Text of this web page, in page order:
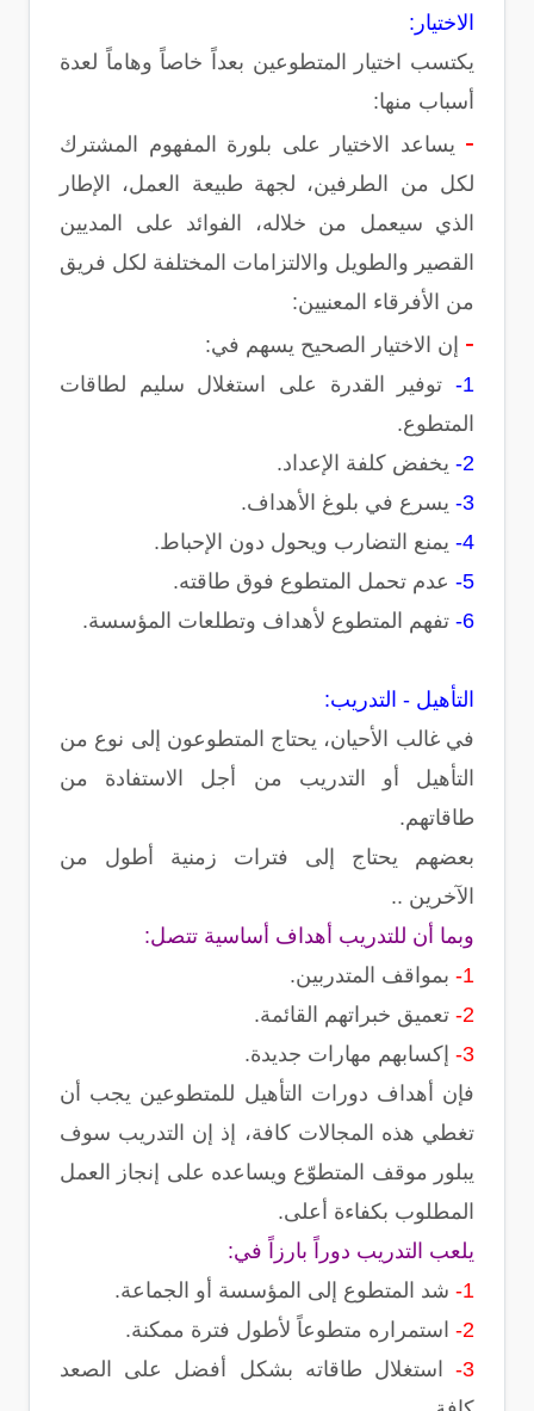
الاختيار:
يكتسب اختيار المتطوعين بعداً خاصاً وهاماً لعدة
أسباب منها:
- يساعد الاختيار على بلورة المفهوم المشترك
لكل من الطرفين، لجهة طبيعة العمل، الإطار
الذي سيعمل من خلاله، الفوائد على المديين
القصير والطويل والالتزامات المختلفة لكل فريق
من الأفرقاء المعنيين:
- إن الاختيار الصحيح يسهم في:
1-
توفير القدرة على استغلال سليم لطاقات
المتطوع.
2- يخفض كلفة الإعداد.
3- يسرع في بلوغ الأهداف.
4- يمنع التضارب ويحول دون الإحباط.
5-
عدم تحمل المتطوع فوق طاقته.
6- تفهم المتطوع لأهداف وتطلعات المؤسسة.
التأهيل - التدريب:
في غالب الأحيان، يحتاج المتطوعون إلى نوع من
التأهيل أو التدريب من أجل الاستفادة من
طاقاتهم.
بعضهم يحتاج إلى فترات زمنية أطول من
الآخرين ..
وبما أن للتدريب أهداف أساسية تتصل:
1-
بمواقف المتدربين.
2- تعميق خبراتهم القائمة.
3-
إكسابهم مهارات جديدة.
فإن أهداف دورات التأهيل للمتطوعين يجب أن
تغطي هذه المجالات كافة، إذ إن التدريب سوف
يبلور موقف المتطوّع ويساعده على إنجاز العمل
المطلوب بكفاءة أعلى.
يلعب التدريب دوراً بارزاً في:
1-
شد المتطوع إلى المؤسسة أو الجماعة.
2-
استمراره متطوعاً لأطول فترة ممكنة.
3-
استغلال طاقاته بشكل أفضل على الصعد